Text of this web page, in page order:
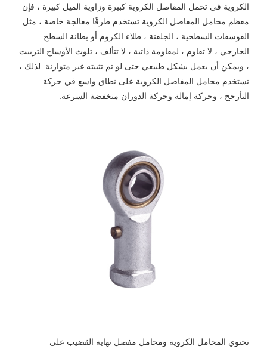
الكروية في تحمل المفاصل الكروية كبيرة وزاوية الميل كبيرة ، فإن
معظم محامل المفاصل الكروية تستخدم طرقًا معالجة خاصة ، مثل
الفوسفات السطحية ، الجلفنة ، طلاء الكروم أو بطانة السطح
الخارجي ، لا تقاوم ، لمقاومة ذاتية ، لا تتألف ، تلوث الأوساخ التزييت
، ويمكن أن يعمل بشكل طبيعي حتى لو تم تثبيته غير متوازنة. لذلك ،
تستخدم محامل المفاصل الكروية على نطاق واسع في حركة
التأرجح ، وحركة إمالة وحركة الدوران منخفضة السرعة.
تحتوي المحامل الكروية ومحامل مفصل نهاية القضيب على